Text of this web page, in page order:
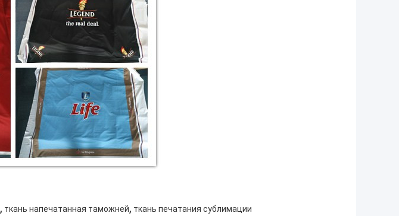
, ткань напечатанная таможней, ткань печатания сублимации